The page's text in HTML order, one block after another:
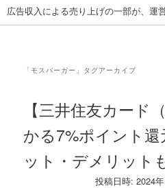
動広告収入による売り上げの一部が、運
「モスバーガー 」タグアーカイブ
【三井住友カード
かる7%ポイント
ット・デメリット
投稿日時:2024